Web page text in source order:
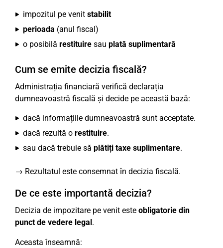
impozitul pe venit stabilit
perioada (anul fiscal)
o posibilă restituire sau plată suplimentară
Cum se emite decizia fiscală?
Administrația financiară verifică declarația
dumneavoastră fiscală și decide pe această bază:
dacă informațiile dumneavoastră sunt acceptate.
dacă rezultă o restituire.
sau dacă trebuie să plătiți taxe suplimentare.
→ Rezultatul este consemnat în decizia fiscală.
De ce este importantă decizia?
Decizia de impozitare pe venit este obligatorie din
punct de vedere legal.
Aceasta înseamnă: